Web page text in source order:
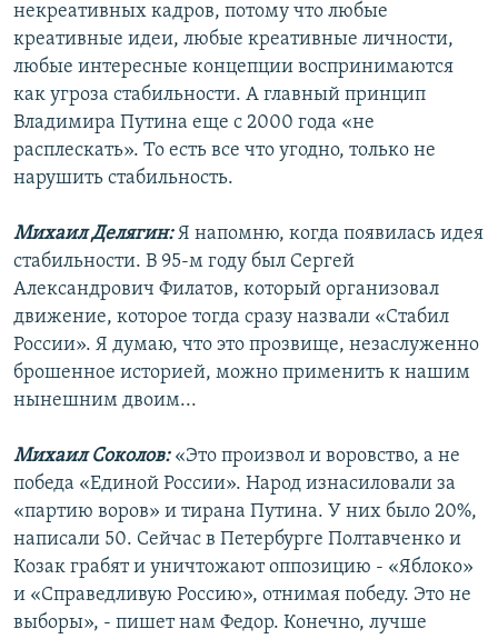
некреативных кадров, потому что любые
креативные идеи, любые креативные личности,
любые интересные концепции воспринимаются
как угроза стабильности. А главный принцип
Владимира Путина еще с 2000 года «не
расплескать». То есть все что угодно, только не
нарушить стабильность.
Михаил Делягин:Я напомню, когда появилась идея
стабильности. В 95-м году был Сергей
Александрович Филатов, который организовал
движение, которое тогда сразу назвали «Стабил
России». Я думаю, что это прозвище, незаслуженно
брошенное историей, можно применить к нашим
нынешним двоим...
Михаил Соколов:«Это произвол и воровство, а не
победа «Единой России». Народ изнасиловали за
«партию воров» и тирана Путина. У них было 20%,
написали 50. Сейчас в Петербурге Полтавченко и
Козак грабят и уничтожают оппозицию - «Яблоко»
и «Справедливую Россию», отнимая победу. Это не
выборы», - пишет нам Федор. Конечно, лучше